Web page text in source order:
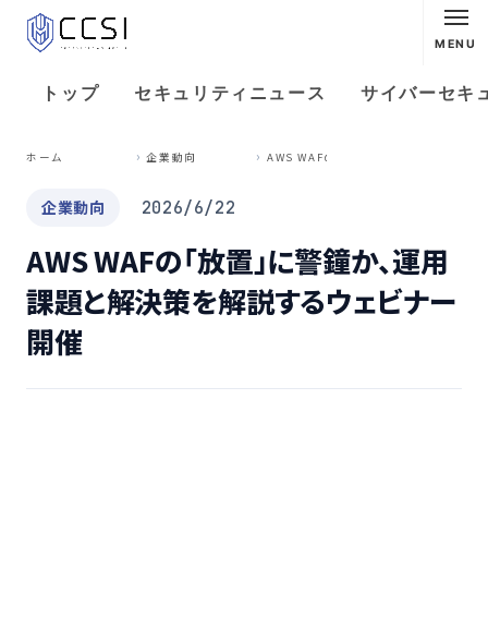
MENU
トップ セキュリティニュース サイバーセキ
ホーム 企業動向
企業動向 2026/6/22
AWS WAFの「放置」に警鐘か、運用
課題と解決策を解説するウェビナー
開催